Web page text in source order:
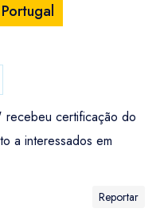
recebeu certificação do
a interessados em
Reportar